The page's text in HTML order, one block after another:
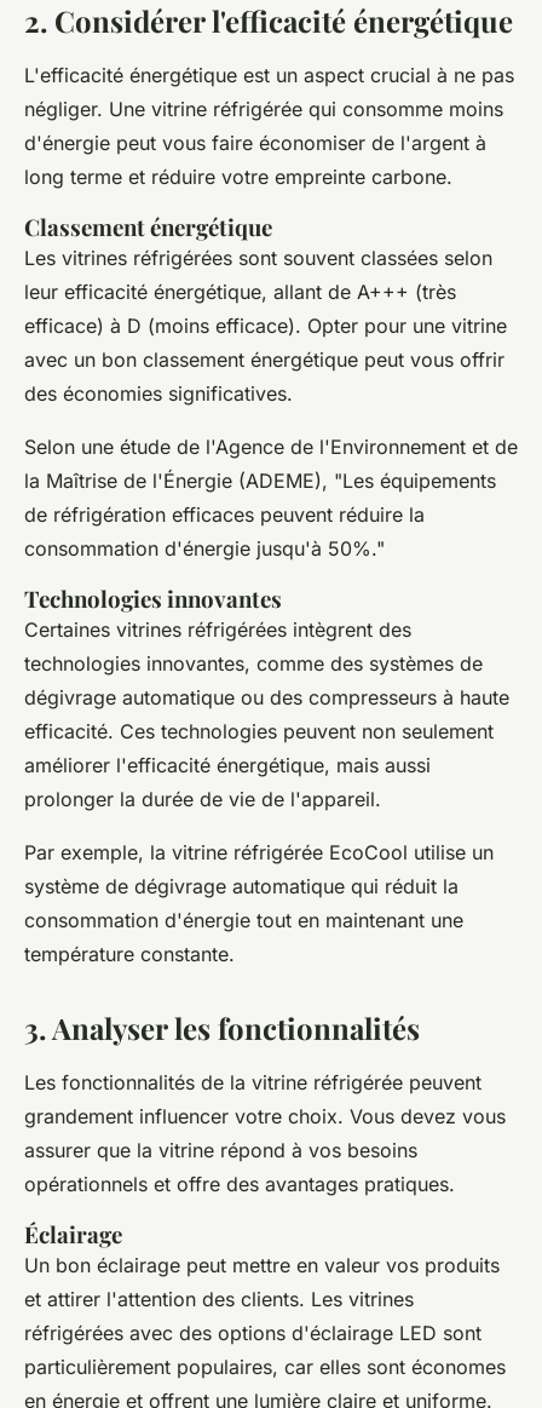
2. Considérer l'efficacité énergétique
L'efficacité énergétique est un aspect crucial à ne pas
négliger. Une vitrine réfrigérée qui consomme moins
d'énergie peut vous faire économiser de l'argent à
long terme et réduire votre empreinte carbone.
Classement énergétique
Les vitrines réfrigérées sont souvent classées selon
leur efficacité énergétique, allant de A+++ (très
efficace) à D (moins efficace). Opter pour une vitrine
avec un bon classement énergétique peut vous offrir
des économies significatives.
Selon une étude de l'Agence de l'Environnement et de
la Maîtrise de l'Énergie (ADEME), "Les équipements
de réfrigération efficaces peuvent réduire la
consommation d'énergie jusqu'à 50%."
Technologies innovantes
Certaines vitrines réfrigérées intègrent des
technologies innovantes, comme des systèmes de
dégivrage automatique ou des compresseurs à haute
efficacité. Ces technologies peuvent non seulement
améliorer l'efficacité énergétique, mais aussi
prolonger la durée de vie de l'appareil.
Par exemple, la vitrine réfrigérée EcoCool utilise un
système de dégivrage automatique qui réduit la
consommation d'énergie tout en maintenant une
température constante.
3. Analyser les fonctionnalités
Les fonctionnalités de la vitrine réfrigérée peuvent
grandement influencer votre choix. Vous devez vous
assurer que la vitrine répond à vos besoins
opérationnels et offre des avantages pratiques.
Éclairage
Un bon éclairage peut mettre en valeur vos produits
et attirer l'attention des clients. Les vitrines
réfrigérées avec des options d'éclairage LED sont
particulièrement populaires, car elles sont économes
en énergie et offrent une lumière claire et uniforme.